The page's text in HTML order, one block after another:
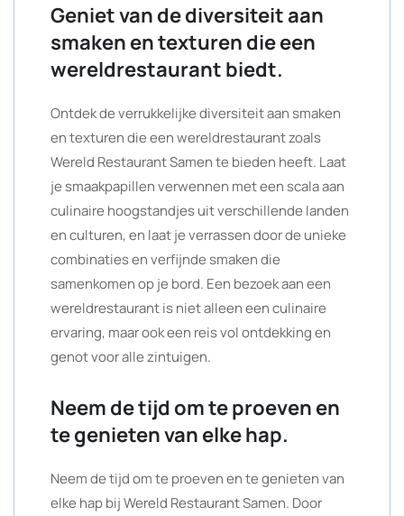
Geniet van de diversiteit aan
smaken en texturen die een
wereldrestaurant biedt.
Ontdek de verrukkelijke diversiteit aan smaken
en texturen die een wereldrestaurant zoals
Wereld Restaurant Samen te bieden heeft. Laat
je smaakpapillen verwennen met een scala aan
culinaire hoogstandjes uit verschillende landen
en culturen, en laat je verrassen door de unieke
combinaties en verfijnde smaken die
samenkomen op je bord. Een bezoek aan een
wereldrestaurant is niet alleen een culinaire
ervaring, maar ook een reis vol ontdekking en
genot voor alle zintuigen.
Neem de tijd om te proeven en
te genieten van elke hap.
Neem de tijd om te proeven en te genieten van
elke hap bij Wereld Restaurant Samen. Door